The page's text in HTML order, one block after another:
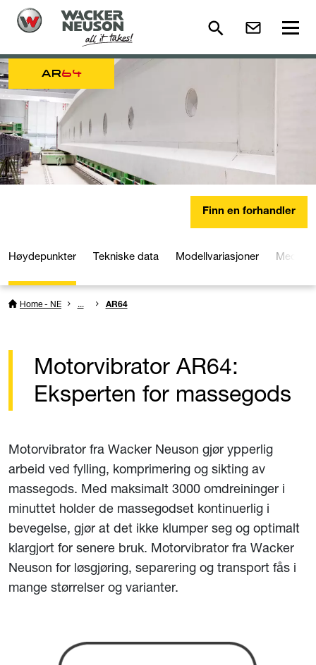
AR64
Finn en forhandler
Høydepunkter Tekniske data Modellvariasjoner Media
Home - NE ... AR64
Motorvibrator AR64:
Eksperten for massegods
Motorvibrator fra Wacker Neuson gjør ypperlig
arbeid ved fylling, komprimering og sikting av
massegods. Med maksimalt 3000 omdreininger i
minuttet holder de massegodset kontinuerlig i
bevegelse, gjør at det ikke klumper seg og optimalt
klargjort for senere bruk. Motorvibrator fra Wacker
Neuson for løsgjøring, separering og transport fås i
mange størrelser og varianter.